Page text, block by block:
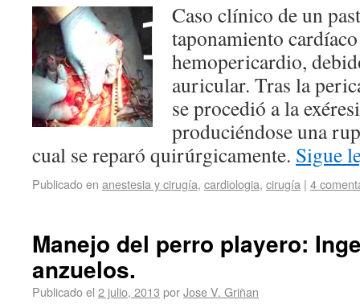
Caso clínico de un
taponamiento
hemopericardio,
auricular. Tras la
se procedió a la
produciéndose una
cual se reparó quirúrgicamente. Sigue
Publicado en anestesia y cirugía, cardiologia, cirugía | 4
Manejo del perro playero:
anzuelos.
Publicado el 2 julio, 2013 porJose V. Griñan